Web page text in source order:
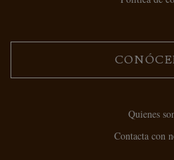
Quienes
Contacta con